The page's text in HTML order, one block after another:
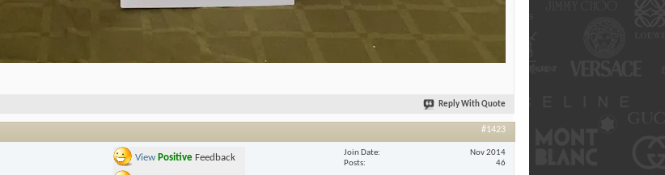
Reply With Quote
#1423
View Positive Feedback Join Date
Nov 2014
Posts
46